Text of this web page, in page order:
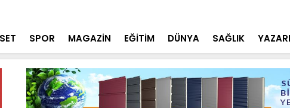
SPOR MAGAZİN EĞİTİM DÜNYA SAĞLIK